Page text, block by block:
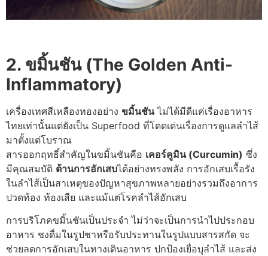
2. ขมิ้นชัน (The Golden Anti-
Inflammatory)
เครื่องเทศสีเหลืองทองอย่าง ขมิ้นชันไม่ได้มีดีแค่เรื่องอาหาร
ไทยเท่านั้นแต่ยังเป็น Superfood ที่โดดเด่นเรื่องการดูแลลำไส้
มาตั้งแต่โบราณ
สารออกฤทธิ์สำคัญในขมิ้นชันคือ เคอร์คูมิน (Curcumin) ซึ่ง
มีคุณสมบัติ ต้านการอักเสบได้อย่างทรงพลัง การอักเสบเรื้อรัง
ในลำไส้เป็นสาเหตุของปัญหาสุขภาพหลายอย่างรวมถึงอาการ
ปวดท้อง ท้องเสีย และแม้แต่โรคลำไส้อักเสบ
การบริโภคขมิ้นชันเป็นประจำ ไม่ว่าจะเป็นการนำไปประกอบ
อาหาร ชงดื่มในรูปชาหรือรับประทานในรูปแบบสารสกัด จะ
ช่วยลดการอักเสบในทางเดินอาหาร ปกป้องเยื่อบุลำไส้ และส่ง